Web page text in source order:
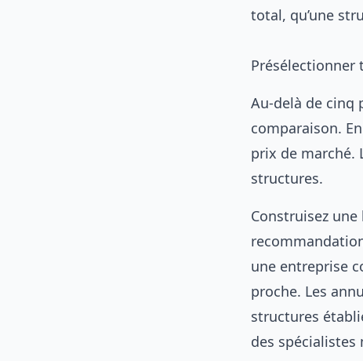
total, qu’une
Présélectionner
Au-delà de cinq
comparaison.
prix de marché.
structures.
Construisez
une entreprise
proche. Les
structures
des spécialistes